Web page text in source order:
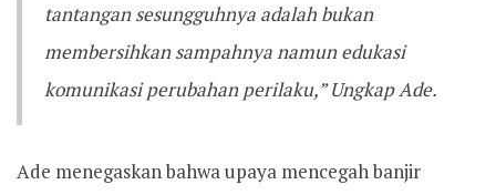
tantangan sesungguhnya adalah bukan
membersihkan sampahnya namun edukasi
komunikasi perubahan perilaku,” Ungkap Ade.
Ade menegaskan bahwa upaya mencegah banjir